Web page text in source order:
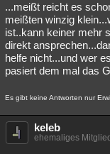
...meißt reicht es
meißten winzig
ist..kann keiner mehr
direkt
helfe nicht...und wer
pasiert dem mal das
Es gibt keine Antworten nur
keleb
ehemaliges Mitglied